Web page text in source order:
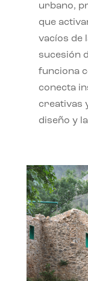
urbano,
que
vacíos de
sucesión
funciona
conecta
creativas
diseño y